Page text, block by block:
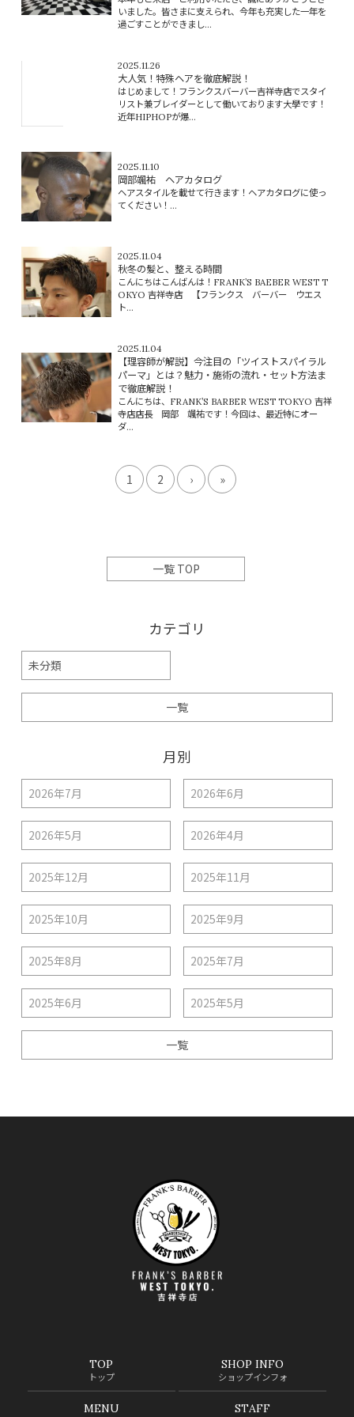
いました。皆さまに支えられ、今年も充実した一年を
過ごすことができまし...
2025.11.26
大人気！特殊ヘアを徹底解説！
はじめまして！フランクスバーバー吉祥寺店でスタイ
リスト兼ブレイダーとして働いております大學です！
近年HIPHOPが爆...
2025.11.10
岡部颯祐 ヘアカタログ
ヘアスタイルを載せて行きます！ヘアカタログに使っ
てください！...
2025.11.04
秋冬の髪と、整える時間
こんにちはこんばんは！FRANK’S BAEBER WEST T
OKYO 吉祥寺店 【フランクス バーバー ウエス
ト...
2025.11.04
【理容師が解説】今注目の「ツイストスパイラル
パーマ」とは？魅力・施術の流れ・セット方法ま
で徹底解説！
こんにちは、FRANK’S BARBER WEST TOKYO 吉祥
寺店店長 岡部 颯祐です！今回は、最近特にオー
ダ...
1 2 › »
一覧 TOP
カテゴリ
未分類
一覧
月別
2026年7月 2026年6月
2026年5月 2026年4月
2025年12月 2025年11月
2025年10月 2025年9月
2025年8月 2025年7月
2025年6月 2025年5月
一覧
TOP
トップ
SHOP INFO
ショップインフォ
MENU STAFF